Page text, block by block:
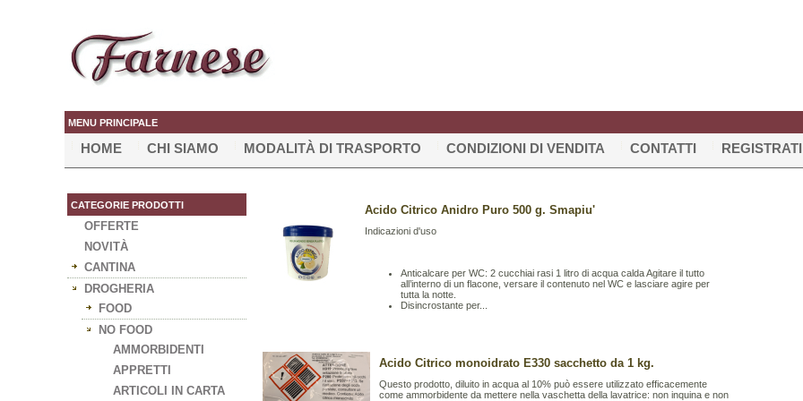
MENU PRINCIPALE
HOME CHI SIAMO MODALITÀ DI TRASPORTO CONDIZIONI DI VENDITA CONTATTI REGISTRATI
CATEGORIE PRODOTTI
OFFERTE
NOVITÀ
CANTINA
DROGHERIA
FOOD
NO FOOD
AMMORBIDENTI
APPRETTI
ARTICOLI IN CARTA
Acido Citrico Anidro Puro 500 g. Smapiu'
Indicazioni d'uso
Anticalcare per WC: 2 cucchiai rasi 1 litro di acqua calda Agitare il tutto
all’interno di un flacone, versare il contenuto nel WC e lasciare agire per
tutta la notte.
Disincrostante per...
Acido Citrico monoidrato E330 sacchetto da 1 kg.
Questo prodotto, diluito in acqua al 10% può essere utilizzato efficacemente
come ammorbidente da mettere nella vaschetta della lavatrice: non inquina e non